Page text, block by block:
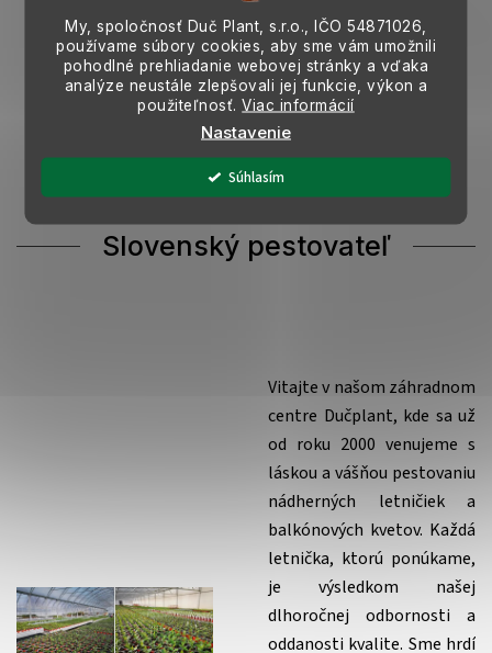
My, spoločnosť Duč Plant, s.r.o., IČO 54871026,
používame súbory cookies, aby sme vám umožnili
pohodlné prehliadanie webovej stránky a vďaka
analýze neustále zlepšovali jej funkcie, výkon a
použiteľnosť.Viac informácií
Nastavenie
Súhlasím
Slovenský pestovateľ
Vitajte v našom záhradnom
centre Dučplant, kde sa už
od roku 2000 venujeme s
láskou a vášňou pestovaniu
nádherných letničiek a
balkónových kvetov. Každá
letnička, ktorú ponúkame,
je výsledkom našej
dlhoročnej odbornosti a
oddanosti kvalite. Sme hrdí